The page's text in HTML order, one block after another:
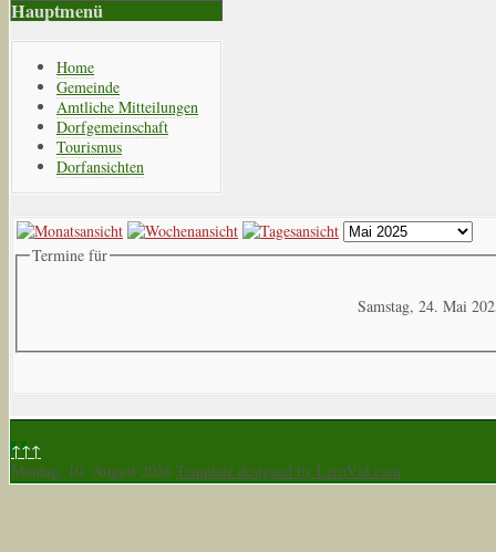
Hauptmenü
Home
Gemeinde
Amtliche Mitteilungen
Dorfgemeinschaft
Tourismus
Dorfansichten
Termine für
Samstag, 24. Mai
↑↑↑
Montag, 10. August 2026 Template designed by LernVid.com